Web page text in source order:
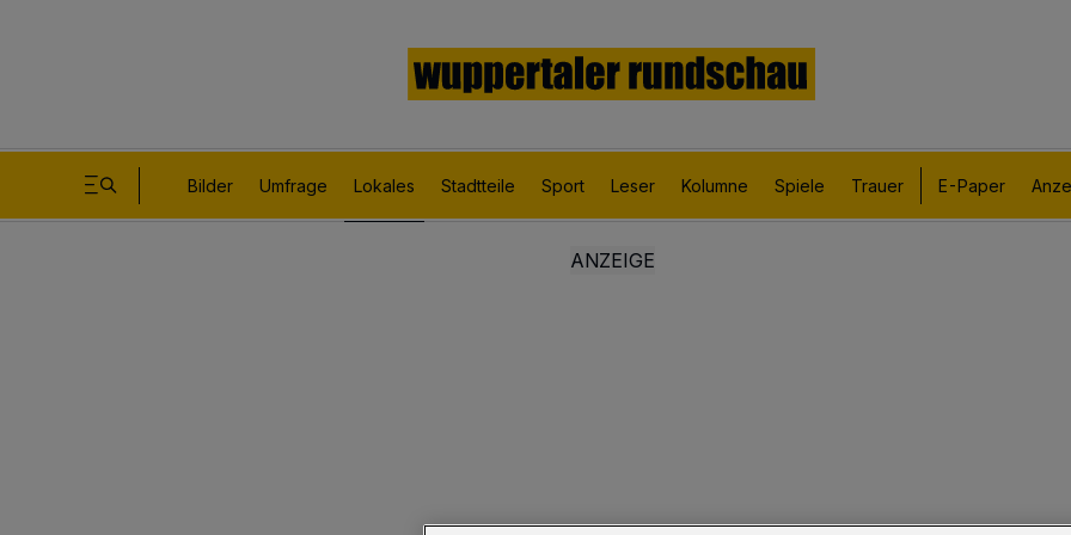
Bilder Umfrage Lokales Stadtteile Sport Leser Kolumne Spiele Trauer E-Paper